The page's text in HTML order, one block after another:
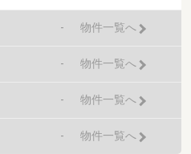
- 物件一覧へ
- 物件一覧へ
- 物件一覧へ
- 物件一覧へ